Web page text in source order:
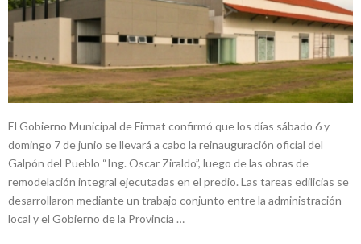
El Gobierno Municipal de Firmat confirmó que los días sábado 6 y
domingo 7 de junio se llevará a cabo la reinauguración oficial del
Galpón del Pueblo “Ing. Oscar Ziraldo”, luego de las obras de
remodelación integral ejecutadas en el predio. Las tareas edilicias se
desarrollaron mediante un trabajo conjunto entre la administración
local y el Gobierno de la Provincia …